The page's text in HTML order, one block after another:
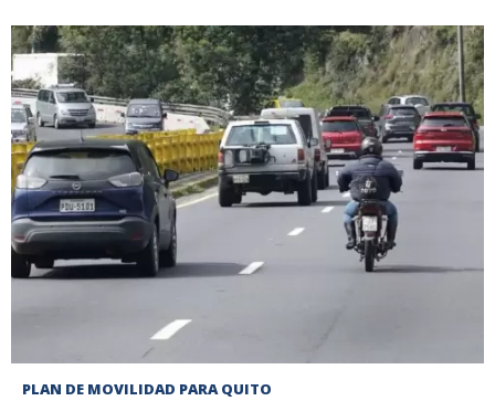
PLAN DE MOVILIDAD PARA QUITO